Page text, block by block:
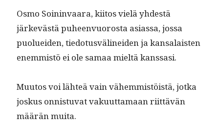
Osmo Soin­in­vaara, kiitos vielä yhdestä
järkevästä puheen­vuoros­ta asi­as­sa, jos­sa
puoluei­den, tiedo­tusvä­linei­den ja kansalais­ten
enem­mistö ei ole samaa mieltä kanssasi.
Muu­tos voi lähteä vain vähem­mistöistä, jot­ka
joskus onnis­tu­vat vaku­ut­ta­maan riit­tävän
määrän muita.